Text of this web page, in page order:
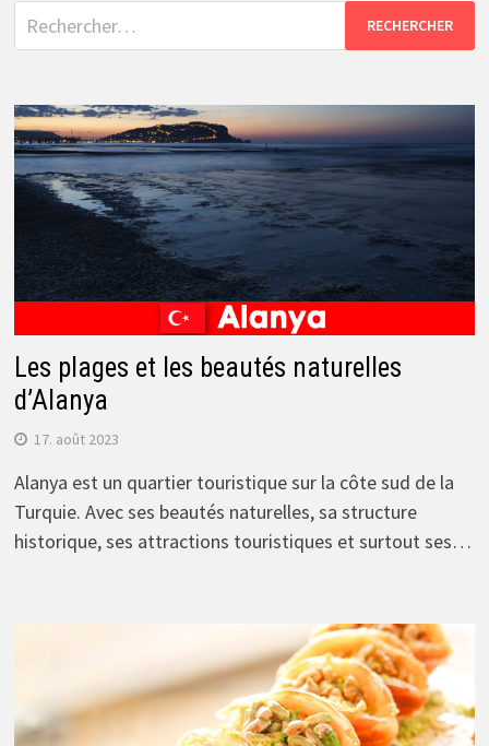
Rechercher :
Les plages et les beautés naturelles
d’Alanya
17. août 2023
Alanya est un quartier touristique sur la côte sud de la
Turquie. Avec ses beautés naturelles, sa structure
historique, ses attractions touristiques et surtout ses…